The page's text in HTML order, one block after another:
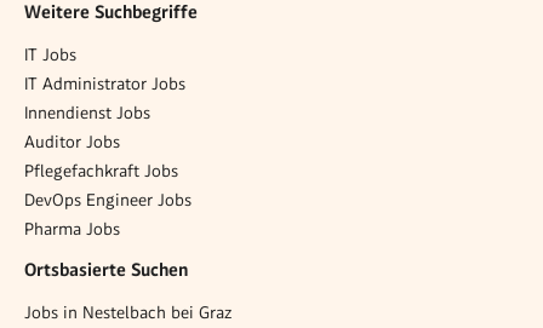
Weitere Suchbegriffe
IT Jobs
IT Administrator Jobs
Innendienst Jobs
Auditor Jobs
Pflegefachkraft Jobs
DevOps Engineer Jobs
Pharma Jobs
Ortsbasierte Suchen
Jobs in Nestelbach bei Graz